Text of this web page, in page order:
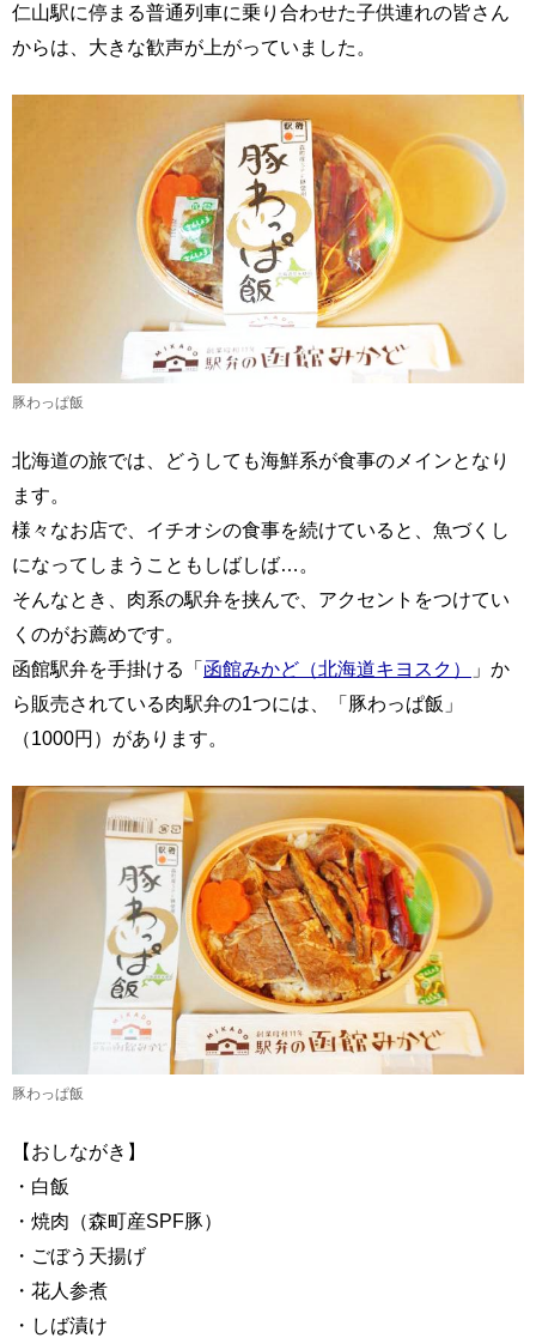
仁山駅に停まる普通列車に乗り合わせた子供連れの皆さん
からは、大きな歓声が上がっていました。
豚わっぱ飯
北海道の旅では、どうしても海鮮系が食事のメインとなり
ます。
様々なお店で、イチオシの食事を続けていると、魚づくし
になってしまうこともしばしば…。
そんなとき、肉系の駅弁を挟んで、アクセントをつけてい
くのがお薦めです。
函館駅弁を手掛ける「 函館みかど（北海道キヨスク）
」か
ら販売されている肉駅弁の1つには、「豚わっぱ飯」
（1000円）があります。
豚わっぱ飯
【おしながき】
・白飯
・焼肉（森町産SPF豚）
・ごぼう天揚げ
・花人参煮
・しば漬け